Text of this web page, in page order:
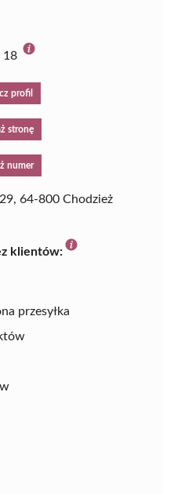
18
profil
stronę
numer
64-800 Chodzież
klientów:
przesyłka